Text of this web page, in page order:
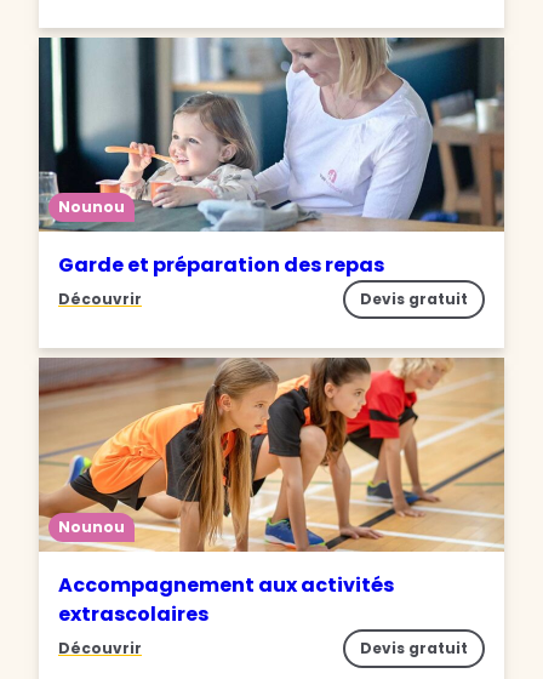
Nounou
Garde et préparation des repas
Découvrir Devis gratuit
Nounou
Accompagnement aux activités
extrascolaires
Découvrir Devis gratuit